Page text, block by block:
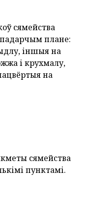
сямейства
плане:
іншыя на
і крухмалу,
на
сямейства
пунктамі.